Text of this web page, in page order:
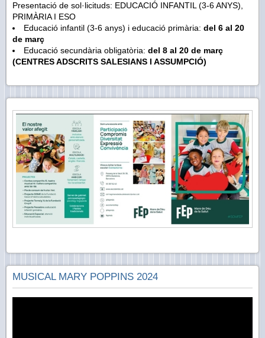
Presentació de sol·licituds: EDUCACIÓ INFANTIL (3-6 ANYS),
PRIMÀRIA I ESO
Educació infantil (3-6 anys) i educació primària: del 6 al 20
de març
Educació secundària obligatòria: del 8 al 20 de març
(CENTRES ADSCRITS SALESIANS I ASSUMPCIÓ)
MUSICAL MARY POPPINS 2024